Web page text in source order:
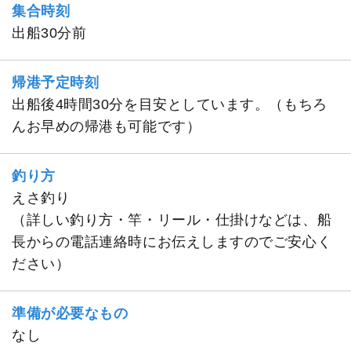
集合時刻
出船30分前
帰港予定時刻
出船後4時間30分を目安としています。（もちろ
んお早めの帰港も可能です）
釣り方
えさ釣り
（詳しい釣り方・竿・リール・仕掛けなどは、船
長からの電話連絡時にお伝えしますのでご安心く
ださい）
準備が必要なもの
なし